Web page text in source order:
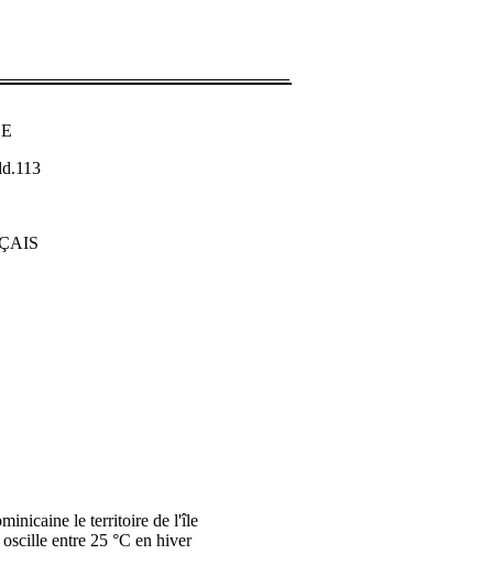
le territoire de l'île
entre 25 °C en hiver